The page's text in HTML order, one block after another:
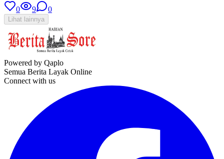
0
9 0
Lihat lainnya
Powered by Qaplo
Semua Berita Layak Online
Connect with us